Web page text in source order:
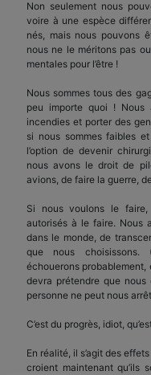
Non seulement nous
voire à une espèce
nés, mais nous pouvons
nous ne le méritons pas
mentales pour l’être !
Nous sommes tous des
peu importe quoi ! Nous
incendies et porter des
si nous sommes faibles
l’option de devenir
nous avons le droit de
avions, de faire la guerre,
Si nous voulons le
autorisés à le faire. Nous
dans le monde, de
que nous choisissons.
échouerons
devra prétendre que nous
personne ne peut nous
C’est du progrès, idiot,
En réalité, il s’agit des
croient maintenant qu’ils